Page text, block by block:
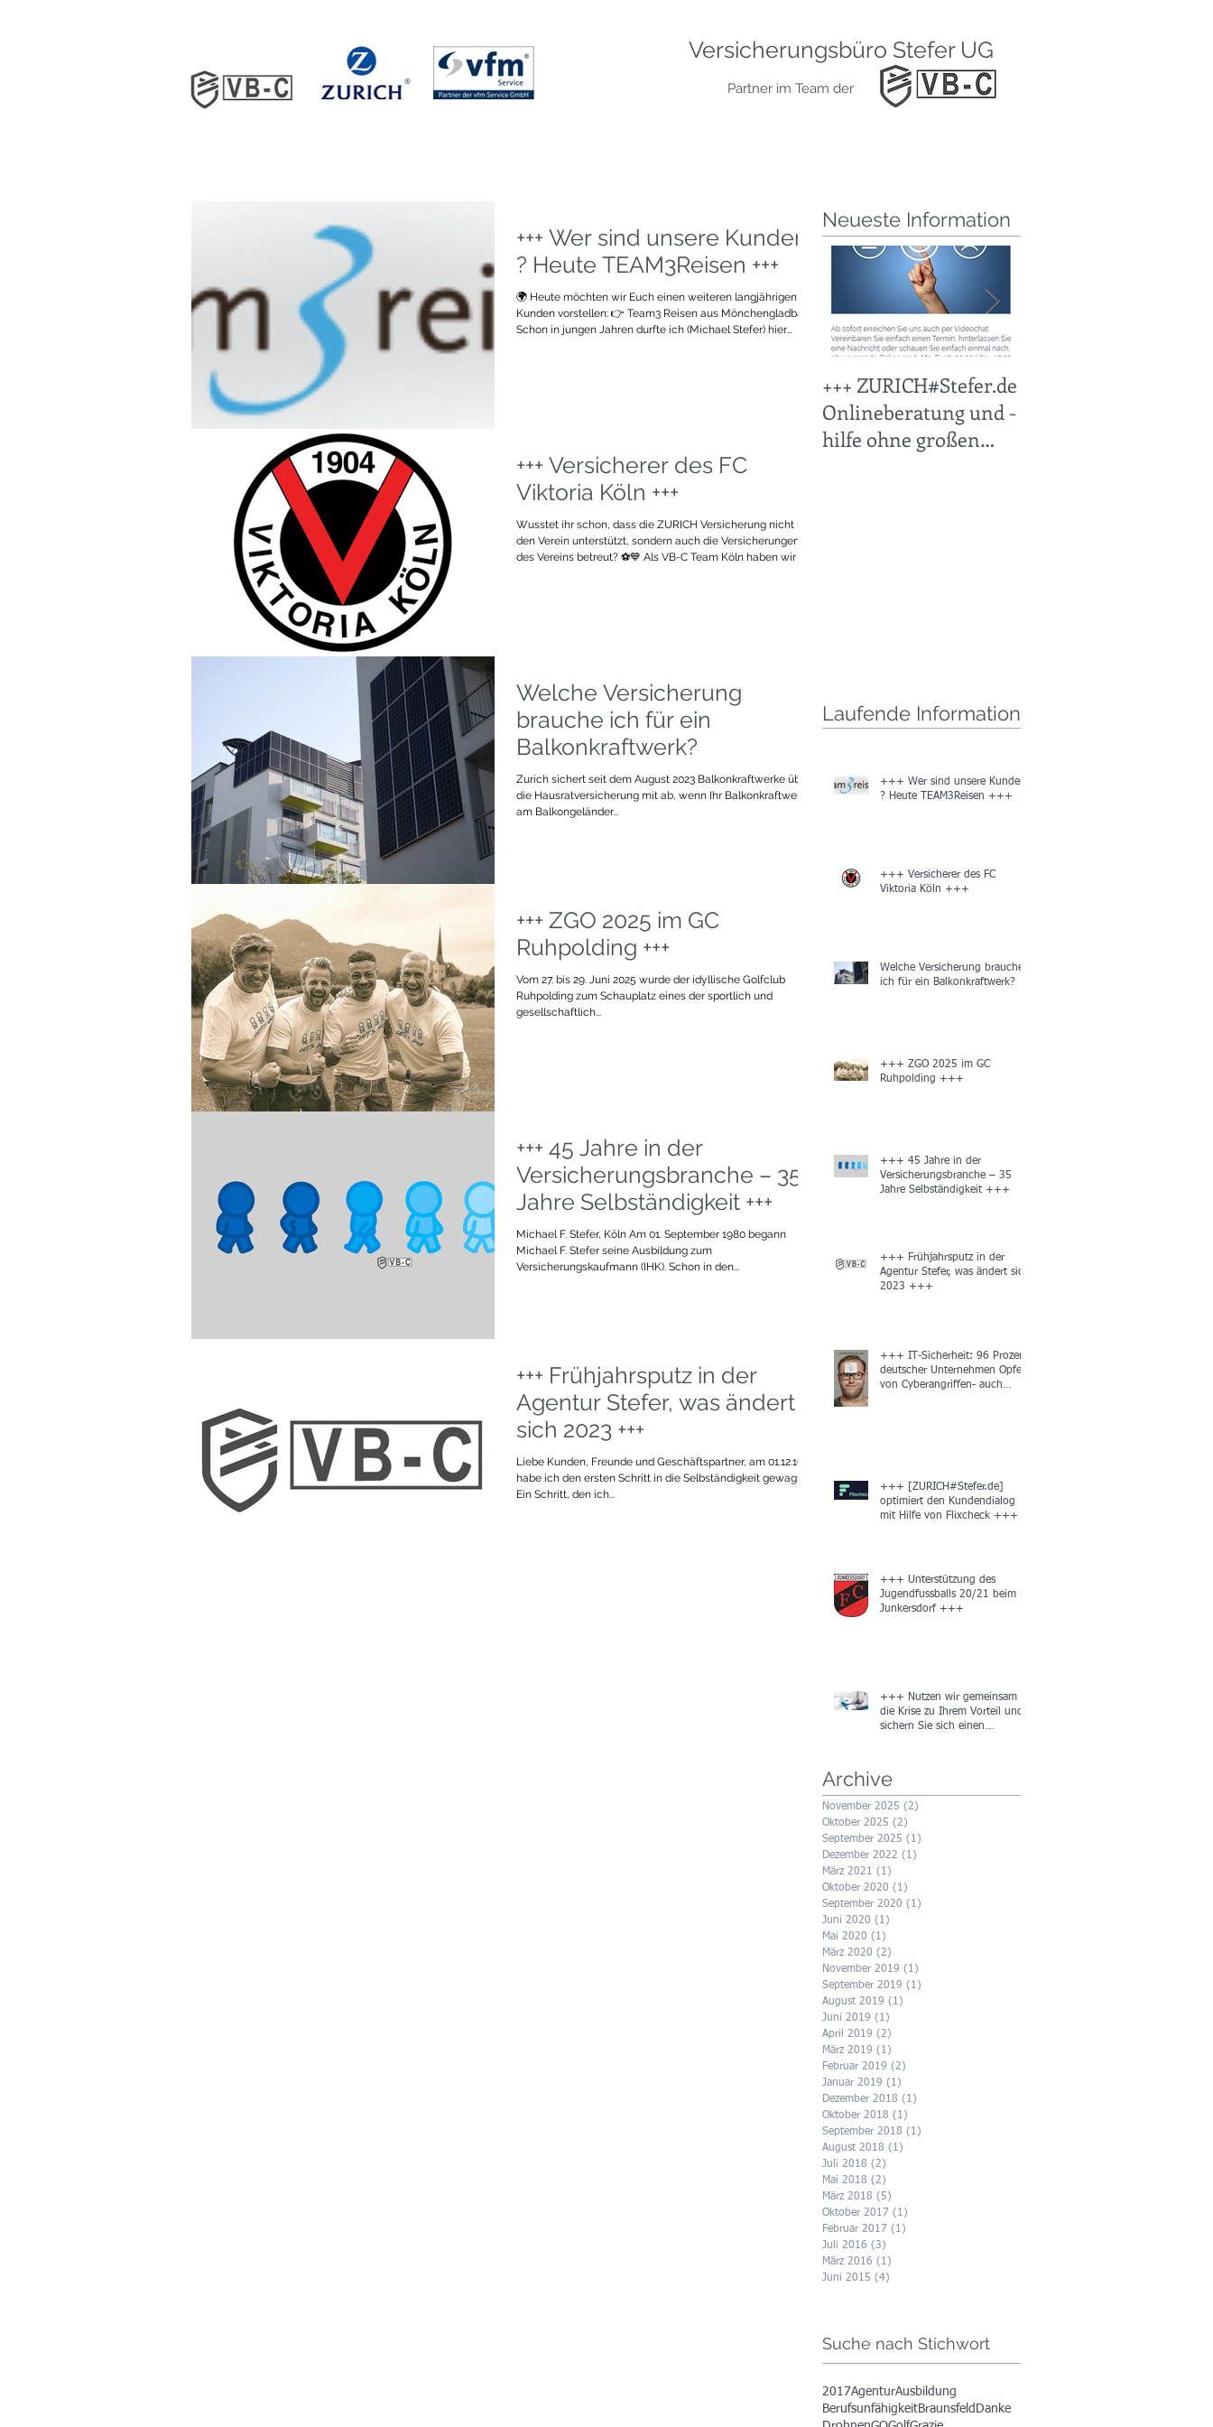
Versicherungsbüro Stefer UG
Partner im Team der
+++ Wer sind unsere Kunden
? Heute TEAM3Reisen +++
🌍 Heute möchten wir Euch einen weiteren langjährigen
Kunden vorstellen: 👉 Team3 Reisen aus Mönchengladbach
Schon in jungen Jahren durfte ich (Michael Stefer) hier
+++ Versicherer des FC
Viktoria Köln +++
Wusstet ihr schon, dass die ZURICH Versicherung nicht nur
den Verein unterstützt, sondern auch die Versicherungen
des Vereins betreut? ⚽💙 Als VB-C Team Köln haben wir die
Welche Versicherung
brauche ich für ein
Balkonkraftwerk?
Zurich sichert seit dem August 2023 Balkonkraftwerke über
die Hausratversicherung mit ab, wenn Ihr Balkonkraftwerk
am Balkongeländer...
+++ ZGO 2025 im GC
Ruhpolding +++
Vom 27. bis 29. Juni 2025 wurde der idyllische Golfclub
Ruhpolding zum Schauplatz eines der sportlich und
gesellschaftlich...
+++ 45 Jahre in der
Versicherungsbranche – 35
Jahre Selbständigkeit +++
Michael F. Stefer, Köln Am 01. September 1980 begann
Michael F. Stefer seine Ausbildung zum
Versicherungskaufmann (IHK). Schon in den...
+++ Frühjahrsputz in der
Agentur Stefer, was ändert
sich 2023 +++
Liebe Kunden, Freunde und Geschäftspartner, am 01.12.1989
habe ich den ersten Schritt in die Selbständigkeit gewagt.
Ein Schritt, den ich...
Neueste Information
+++ ZURICH#Stefer.de
Onlineberatung und -
hilfe ohne großen
Laufende Information
+++ Wer sind unsere Kunden
? Heute TEAM3Reisen +++
+++ Versicherer des FC
Viktoria Köln +++
Welche Versicherung brauche
ich für ein Balkonkraftwerk?
+++ ZGO 2025 im GC
Ruhpolding +++
+++ 45 Jahre in der
Versicherungsbranche – 35
Jahre Selbständigkeit +++
+++ Frühjahrsputz in der
Agentur Stefer, was ändert sich
2023 +++
+++ IT-Sicherheit: 96 Prozent
deutscher Unternehmen Opfer
von Cyberangriffen- auch
+++ [ZURICH#Stefer.de]
optimiert den Kundendialog
mit Hilfe von Flixcheck +++
+++ Unterstützung des
Jugendfussballs 20/21 beim FC
Junkersdorf +++
+++ Nutzen wir gemeinsam
die Krise zu Ihrem Vorteil und
sichern Sie sich einen
Archive
November 2025 (2)
Oktober 2025 (2)
September 2025 (1)
Dezember 2022 (1)
März 2021 (1)
Oktober 2020 (1)
September 2020 (1)
Juni 2020 (1)
Mai 2020 (1)
März 2020 (2)
November 2019 (1)
September 2019 (1)
August 2019 (1)
Juni 2019 (1)
April 2019 (2)
März 2019 (1)
Februar 2019 (2)
Januar 2019 (1)
Dezember 2018 (1)
Oktober 2018 (1)
September 2018 (1)
August 2018 (1)
Juli 2018 (2)
Mai 2018 (2)
März 2018 (5)
Oktober 2017 (1)
Februar 2017 (1)
Juli 2016 (3)
März 2016 (1)
Juni 2015 (4)
Suche nach Stichwort
2017AgenturAusbildung
BerufsunfähigkeitBraunsfeld Danke